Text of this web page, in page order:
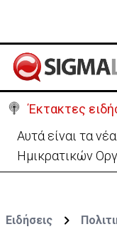
Έκτακτες
Το παρασκήνιο
αγχωμένοι και οι
Ειδήσεις